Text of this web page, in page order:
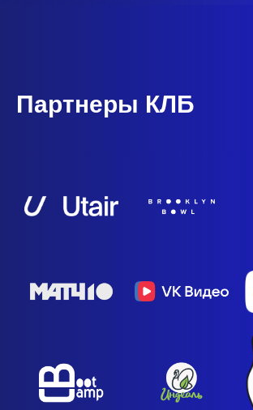
Партнеры КЛБ